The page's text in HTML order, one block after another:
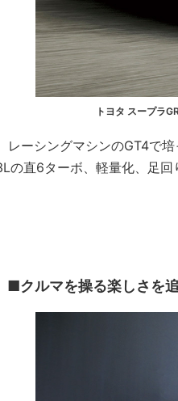
トヨタ スープラ
レーシングマシンのGT4で
の直6ターボ、軽量化、足回
■クルマを操る楽しさを